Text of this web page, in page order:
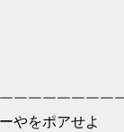
￣￣￣￣
ポアせよ